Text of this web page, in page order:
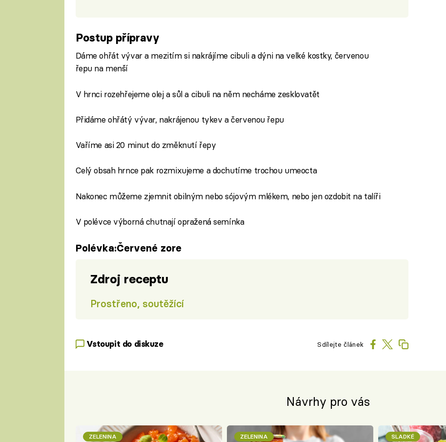
Postup přípravy
Dáme ohřát vývar a mezitím si nakrájíme cibuli a dýni na velké kostky, červenou
řepu na menší
V hrnci rozehřejeme olej a sůl a cibuli na něm necháme zesklovatět
Přidáme ohřátý vývar, nakrájenou tykev a červenou řepu
Vaříme asi 20 minut do změknutí řepy
Celý obsah hrnce pak rozmixujeme a dochutíme trochou umeocta
Nakonec můžeme zjemnit obilným nebo sójovým mlékem, nebo jen ozdobit na talíři
V polévce výborná chutnají opražená semínka
Polévka:Červené zore
Zdroj receptu
Prostřeno, soutěžící
Vstoupit do diskuze Sdílejte článek
Návrhy pro vás
ZELENINA ZELENINA SLADKÉ